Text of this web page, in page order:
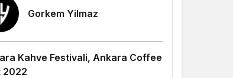
Gece modunu seçin.
Gorkem Yilmaz
Kahve Festivali, Ankara Coffee
2022